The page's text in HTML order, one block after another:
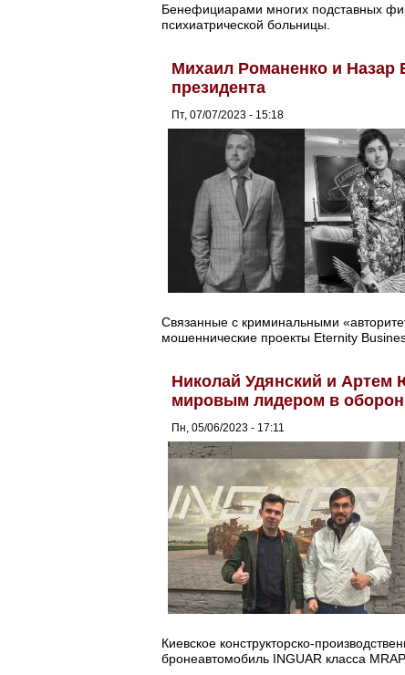
Бенефициарами многих подставных
психиатрической больницы.
Михаил Романенко и Назар
президента
Пт, 07/07/2023 - 15:18
Связанные с криминальными
мошеннические проекты Eternity
Николай Удянский и Артем
мировым лидером в
Пн, 05/06/2023 - 17:11
Киевское конструкторско-
бронеавтомобиль INGUAR класса